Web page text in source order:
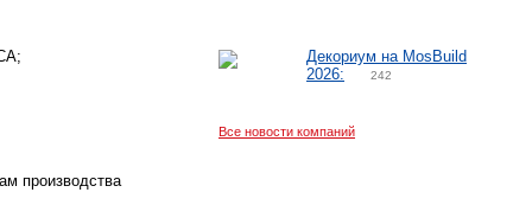
производства
Декориум на MosBuild
2026:
242
Все новости компаний